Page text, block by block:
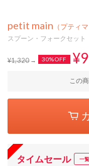
petit main （プティ
スプーン・フォークセット
¥1,320 30%OFF
この
タイムセール 一